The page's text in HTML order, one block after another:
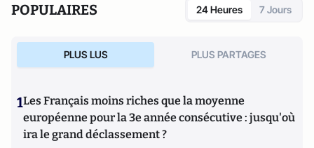
POPULAIRES 24 Heures 7 Jours
PLUS LUS PLUS PARTAGES
1Les Français moins riches que la moyenne
européenne pour la 3e année consécutive : jusqu'où
ira le grand déclassement ?